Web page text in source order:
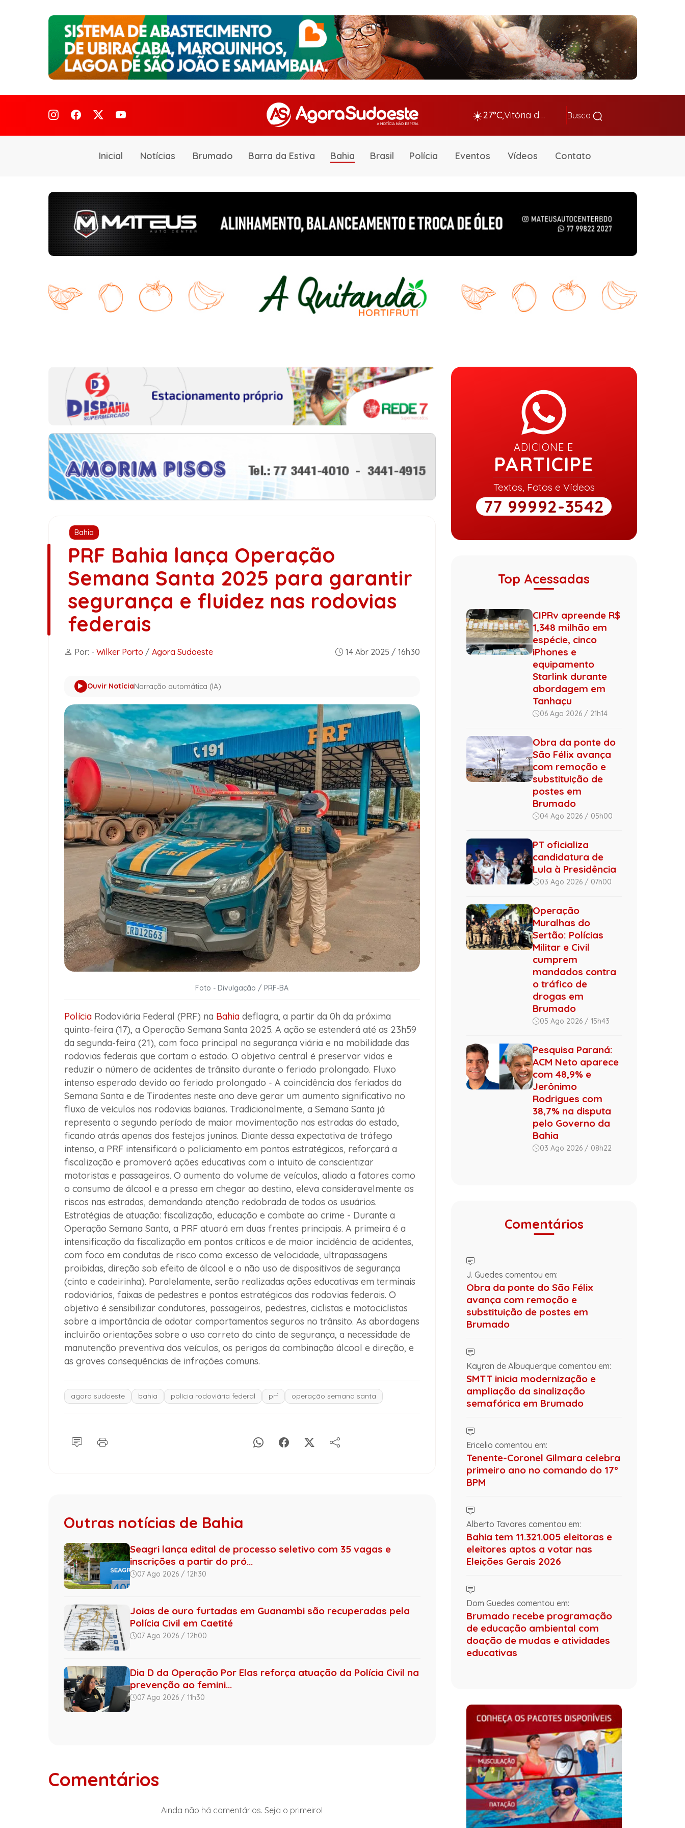
☀️27°C, Vitória da Conq… Busca
Inicial Notícias Brumado Barra da Estiva Bahia Brasil Polícia Eventos Vídeos Contato
Bahia
PRF Bahia lança Operação
Semana Santa 2025 para garantir
segurança e fluidez nas rodovias
federais
Por: - Wilker Porto / Agora Sudoeste 14 Abr 2025 / 16h30
Ouvir NotíciaNarração automática (IA)
Foto - Divulgação / PRF-BA
PolíciaRodoviária Federal (PRF) na Bahiadeflagra, a partir da 0h da próxima
quinta-feira (17), a Operação Semana Santa 2025. A ação se estenderá até as 23h59
da segunda-feira (21), com foco principal na segurança viária e na mobilidade das
rodovias federais que cortam o estado. O objetivo central é preservar vidas e
reduzir o número de acidentes de trânsito durante o feriado prolongado. Fluxo
intenso esperado devido ao feriado prolongado - A coincidência dos feriados da
Semana Santa e de Tiradentes neste ano deve gerar um aumento significativo no
fluxo de veículos nas rodovias baianas. Tradicionalmente, a Semana Santa já
representa o segundo período de maior movimentação nas estradas do estado,
ficando atrás apenas dos festejos juninos. Diante dessa expectativa de tráfego
intenso, a PRF intensificará o policiamento em pontos estratégicos, reforçará a
fiscalização e promoverá ações educativas com o intuito de conscientizar
motoristas e passageiros. O aumento do volume de veículos, aliado a fatores como
o consumo de álcool e a pressa em chegar ao destino, eleva consideravelmente os
riscos nas estradas, demandando atenção redobrada de todos os usuários.
Estratégias de atuação: fiscalização, educação e combate ao crime - Durante a
Operação Semana Santa, a PRF atuará em duas frentes principais. A primeira é a
intensificação da fiscalização em pontos críticos e de maior incidência de acidentes,
com foco em condutas de risco como excesso de velocidade, ultrapassagens
proibidas, direção sob efeito de álcool e o não uso de dispositivos de segurança
(cinto e cadeirinha). Paralelamente, serão realizadas ações educativas em terminais
rodoviários, faixas de pedestres e pontos estratégicos das rodovias federais. O
objetivo é sensibilizar condutores, passageiros, pedestres, ciclistas e motociclistas
sobre a importância de adotar comportamentos seguros no trânsito. As abordagens
incluirão orientações sobre o uso correto do cinto de segurança, a necessidade de
manutenção preventiva dos veículos, os perigos da combinação álcool e direção, e
as graves consequências de infrações comuns.
agora sudoeste bahia polícia rodoviária federal prf operação semana santa
Outras notícias de Bahia
Seagri lança edital de processo seletivo com 35 vagas e
inscrições a partir do pró...
07 Ago 2026 / 12h30
Joias de ouro furtadas em Guanambi são recuperadas pela
Polícia Civil em Caetité
07 Ago 2026 / 12h00
Dia D da Operação Por Elas reforça atuação da Polícia Civil na
prevenção ao femini...
07 Ago 2026 / 11h30
Comentários
Ainda não há comentários. Seja o primeiro!
ADICIONE E
PARTICIPE
Textos, Fotos e Vídeos
77 99992-3542
Top Acessadas
CIPRv apreende R$
1,348 milhão em
espécie, cinco
iPhones e
equipamento
Starlink durante
abordagem em
Tanhaçu
06 Ago 2026 / 21h14
Obra da ponte do
São Félix avança
com remoção e
substituição de
postes em
Brumado
04 Ago 2026 / 05h00
PT oficializa
candidatura de
Lula à Presidência
03 Ago 2026 / 07h00
Operação
Muralhas do
Sertão: Polícias
Militar e Civil
cumprem
mandados contra
o tráfico de
drogas em
Brumado
05 Ago 2026 / 15h43
Pesquisa Paraná:
ACM Neto aparece
com 48,9% e
Jerônimo
Rodrigues com
38,7% na disputa
pelo Governo da
Bahia
03 Ago 2026 / 08h22
Comentários
J. Guedes comentou em:
Obra da ponte do São Félix
avança com remoção e
substituição de postes em
Brumado
Kayran de Albuquerque comentou em:
SMTT inicia modernização e
ampliação da sinalização
semafórica em Brumado
Ericelio comentou em:
Tenente-Coronel Gilmara celebra
primeiro ano no comando do 17º
BPM
Alberto Tavares comentou em:
Bahia tem 11.321.005 eleitoras e
eleitores aptos a votar nas
Eleições Gerais 2026
Dom Guedes comentou em:
Brumado recebe programação
de educação ambiental com
doação de mudas e atividades
educativas